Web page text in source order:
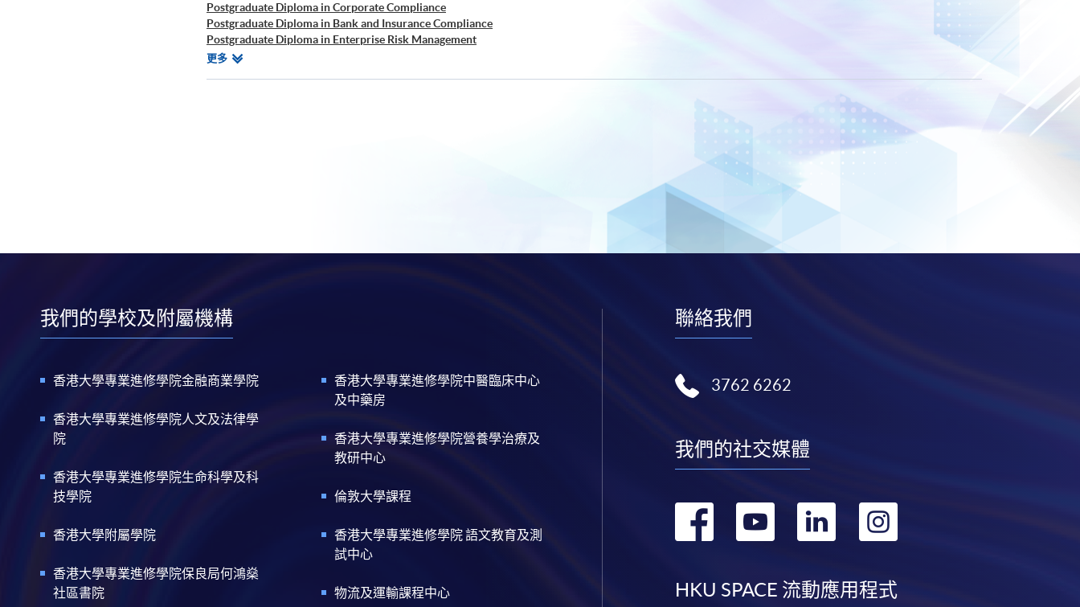
Postgraduate Diploma in Corporate Compliance
Postgraduate Diploma in Bank and Insurance Compliance
Postgraduate Diploma in Enterprise Risk Management
Postgraduate Diploma in Cyber Risk Management
更多相
我們的學校及附屬機構
香港大學專業進修學院金融商業學院
香港大學專業進修學院人文及法律學
院
香港大學專業進修學院生命科學及科
技學院
香港大學附屬學院
香港大學專業進修學院保良局何鴻燊
社區書院
香港大學專業進修學院中醫臨床中心
及中藥房
香港大學專業進修學院營養學治療及
教研中心
倫敦大學課程
香港大學專業進修學院 語文教育及測
試中心
物流及運輸課程中心
聯絡我們
3762 6262
我們的社交媒體
轉
facebook
轉
youtube
轉
linkedininstagram
HKU SPACE 流動應用程式